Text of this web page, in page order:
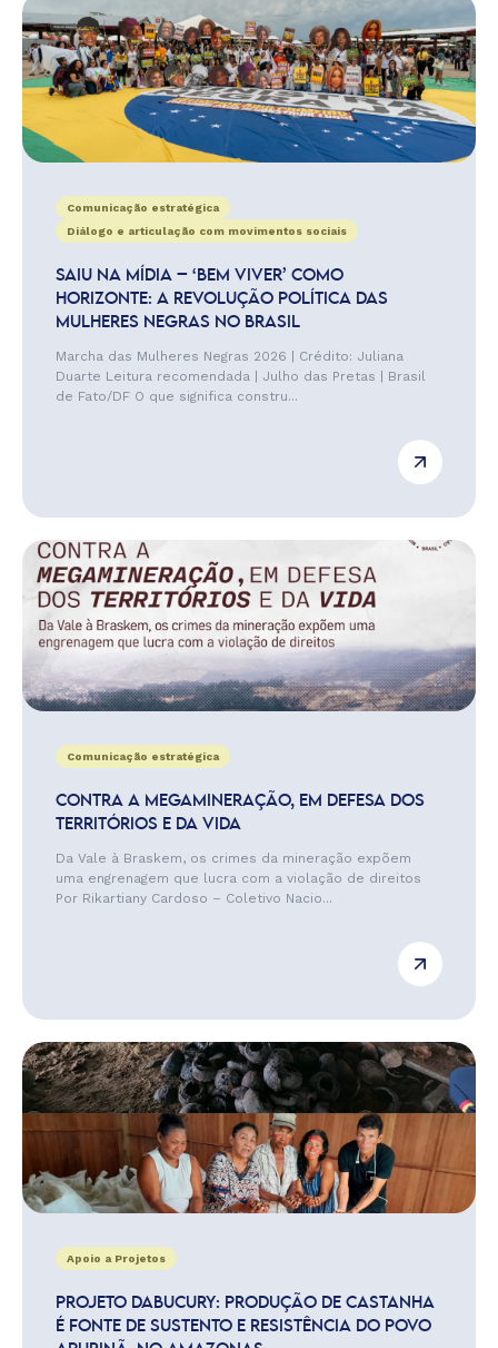
Comunicação estratégica
Diálogo e articulação com movimentos sociais
SAIU NA MÍDIA – ‘BEM VIVER’ COMO
HORIZONTE: A REVOLUÇÃO POLÍTICA DAS
MULHERES NEGRAS NO BRASIL
Marcha das Mulheres Negras 2026 | Crédito: Juliana
Duarte Leitura recomendada | Julho das Pretas | Brasil
de Fato/DF O que significa constru...
Comunicação estratégica
CONTRA A MEGAMINERAÇÃO, EM DEFESA DOS
TERRITÓRIOS E DA VIDA
Da Vale à Braskem, os crimes da mineração expõem
uma engrenagem que lucra com a violação de direitos
Por Rikartiany Cardoso – Coletivo Nacio...
Apoio a Projetos
PROJETO DABUCURY: PRODUÇÃO DE CASTANHA
É FONTE DE SUSTENTO E RESISTÊNCIA DO POVO